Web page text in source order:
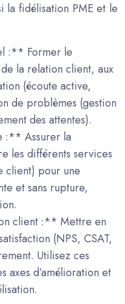
la fidélisation PME et le
:** Former le
la relation client, aux
(écoute active,
de problèmes (gestion
des attentes).
:** Assurer la
les différents services
client) pour une
et sans rupture,
client :** Mettre en
(NPS, CSAT,
Utilisez ces
axes d’amélioration et